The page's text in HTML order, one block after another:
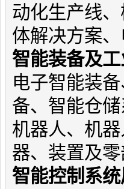
动化生产线
体解决方案
智能装备及工
电子智能装
备、智能仓
机器人、机
器、装置及零
智能控制系统